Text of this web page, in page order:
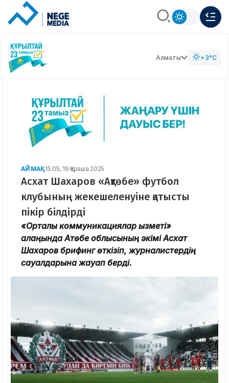
Алматы +3°C
АЙМАҚ15:05, 19 Қараша 2025
Асхат Шахаров «Ақтөбе» футбол
клубының жекешеленуіне қатысты
пікір білдірді
«Орталық коммуникациялар қызметі»
алаңында Ақтөбе облысының әкімі Асхат
Шахаров брифинг өткізіп, журналистердің
сауалдарына жауап берді.